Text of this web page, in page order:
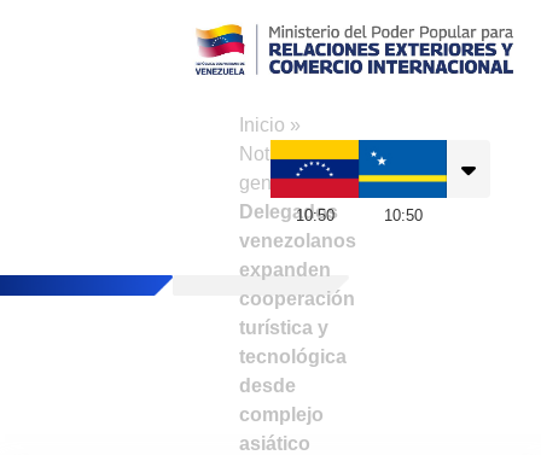
Inicio »
Noticias
generales»
Delegados
venezolanos
expanden
cooperación
turística y
tecnológica
desde
complejo
asiático
10:50 10:50